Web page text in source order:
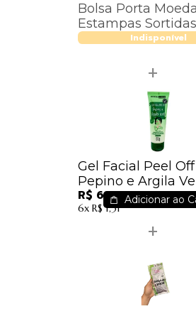
Bolsa Porta
Estampas
Indisponível
Gel Facial Peel Off
Pepino e Argila
60g - Dermachem
R$ 6,63
6x R$ 1,31
Adicionar ao